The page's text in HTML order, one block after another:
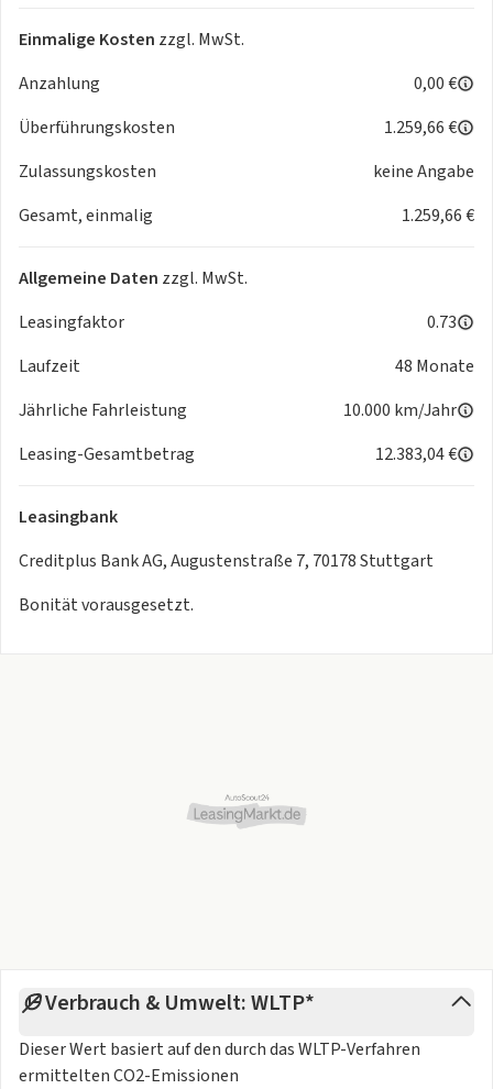
Einmalige Kosten zzgl. MwSt.
Anzahlung
0,00 €
Überführungskosten
1.259,66 €
Zulassungskosten
keine Angabe
Gesamt, einmalig
1.259,66 €
Allgemeine Daten zzgl. MwSt.
Leasingfaktor
0.73
Laufzeit
48 Monate
Jährliche Fahrleistung
10.000 km/Jahr
Leasing-Gesamtbetrag
12.383,04 €
Leasingbank
Creditplus Bank AG, Augustenstraße 7, 70178 Stuttgart
Bonität vorausgesetzt.
Verbrauch & Umwelt: WLTP*
Dieser Wert basiert auf den durch dasWLTP-Verfahren
ermittelten CO2-Emissionen